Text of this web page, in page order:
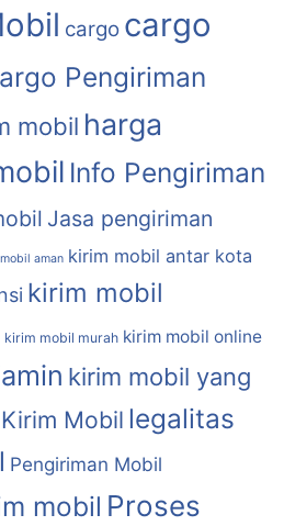
cargo cargo
Pengiriman
mobil harga
Info Pengiriman
Jasa pengiriman
aman kirim mobil antar kota
kirim mobil
kirim mobil murah kirim mobil online
kirim mobil yang
Mobil legalitas
Pengiriman Mobil
mobil Proses